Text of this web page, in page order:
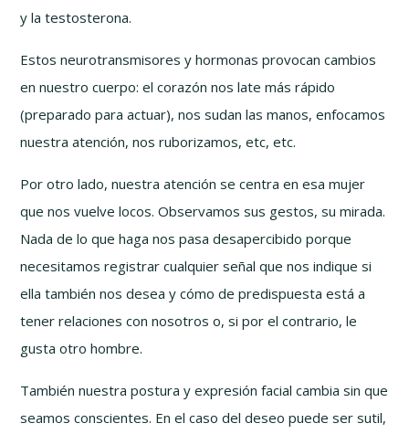
y la testosterona.
Estos neurotransmisores y hormonas provocan cambios
en nuestro cuerpo: el corazón nos late más rápido
(preparado para actuar), nos sudan las manos, enfocamos
nuestra atención, nos ruborizamos, etc, etc.
Por otro lado, nuestra atención se centra en esa mujer
que nos vuelve locos. Observamos sus gestos, su mirada.
Nada de lo que haga nos pasa desapercibido porque
necesitamos registrar cualquier señal que nos indique si
ella también nos desea y cómo de predispuesta está a
tener relaciones con nosotros o, si por el contrario, le
gusta otro hombre.
También nuestra postura y expresión facial cambia sin que
seamos conscientes. En el caso del deseo puede ser sutil,